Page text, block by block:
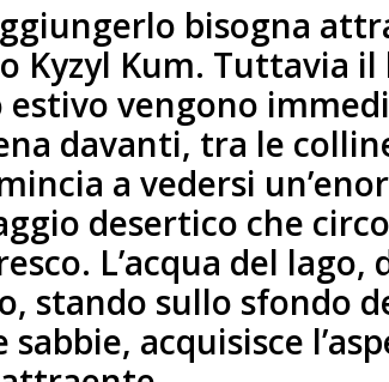
bisogna
Kyzyl Kum. Tuttavia
vengono
davanti, tra le
a vedersi
desertico che
L’acqua del lago,
stando sullo sfondo
acquisisce